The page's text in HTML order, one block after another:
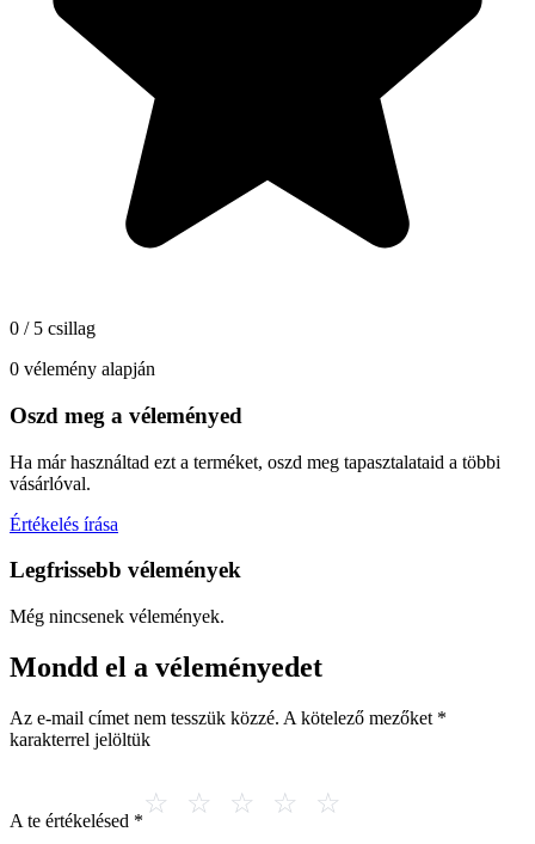
0 / 5 csillag
0 vélemény alapján
Oszd meg a véleményed
Ha már használtad ezt a terméket, oszd meg tapasztalataid a többi
vásárlóval.
Értékelés írása
Legfrissebb vélemények
Még nincsenek vélemények.
Mondd el a véleményedet
Az e-mail címet nem tesszük közzé. A kötelező mezőket *
karakterrel jelöltük
A te értékelésed *